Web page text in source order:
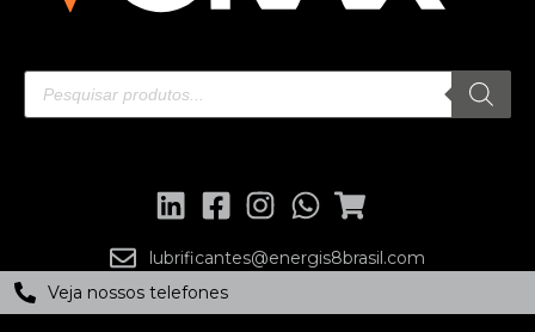
lubrificantes@energis8brasil.com
Veja nossos telefones